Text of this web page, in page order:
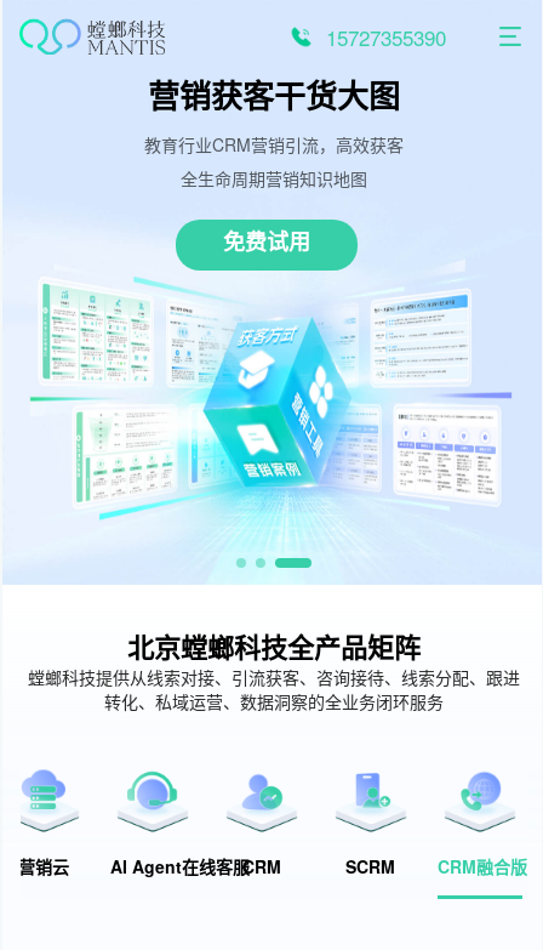
15727355390
营销获客干货大图
教育行业CRM营销引流，高效获客
全生命周期营销知识地图
免费试用
北京螳螂科技全产品矩阵
螳螂科技提供从线索对接、引流获客、咨询接待、线索分配、跟进
转化、私域运营、数据洞察的全业务闭环服务
营销云 AI Agent在线客服CRM SCRM CRM融合版